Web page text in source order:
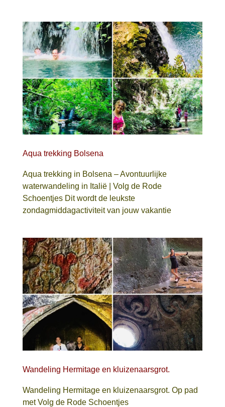
Aqua trekking Bolsena
Aqua trekking in Bolsena – Avontuurlijke
waterwandeling in Italië | Volg de Rode
Schoentjes Dit wordt de leukste
zondagmiddagactiviteit van jouw vakantie
Wandeling Hermitage en kluizenaarsgrot.
Wandeling Hermitage en kluizenaarsgrot. Op pad
met Volg de Rode Schoentjes